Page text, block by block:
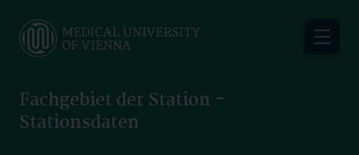
main
Fachgebiet der Station -
Stationsdaten